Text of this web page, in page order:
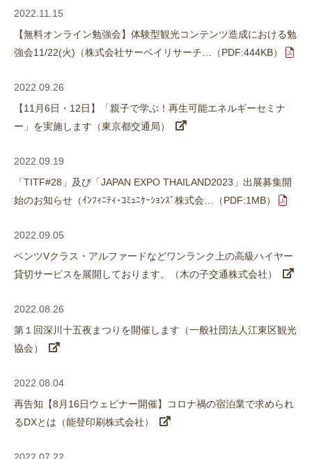
2022.11.15
【無料オンライン勉強会】体験型観光コンテンツ造成における勉
強会11/22(火)（株式会社サーベイリサーチ…（PDF:444KB）
2022.09.26
【11月6日・12日】「親子で学ぶ！再生可能エネルギーセミナ
ー」を実施します（東京都交通局）
2022.09.19
「TITF#28」及び「JAPAN EXPO THAILAND2023」出展募集開
始のお知らせ（ｲﾝﾌｨﾆﾃｨ･ｺﾐｭﾆｹｰｼｮﾝｽﾞ株式会…（PDF:1MB）
2022.09.05
ベンツVクラス・アルファードなどワンランク上の高級ハイヤー
貸切サービスを展開しております。（木の子交通株式会社）
2022.08.26
第１回深川十五夜まつりを開催します（一般社団法人江東区観光
協会）
2022.08.04
再告知【8月16日ウェビナー開催】コロナ禍の宿泊業で求められ
るDXとは（能登印刷株式会社）